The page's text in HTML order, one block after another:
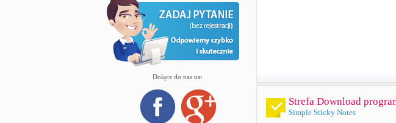
Dołącz do nas na:
Strefa Download
Simple Sticky Notes